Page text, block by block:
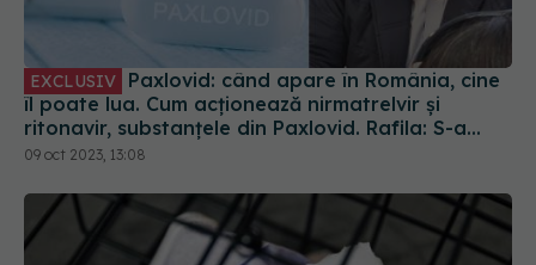
EXCLUSIV
îl poate lua. Cum acționează nirmatrelvir și
ritonavir, substanțele din Paxlovid. Rafila: S-a
semnat contractul. Va fi disponibil la
09 oct 2023, 13:08